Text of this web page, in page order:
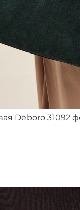
Deboro 31092